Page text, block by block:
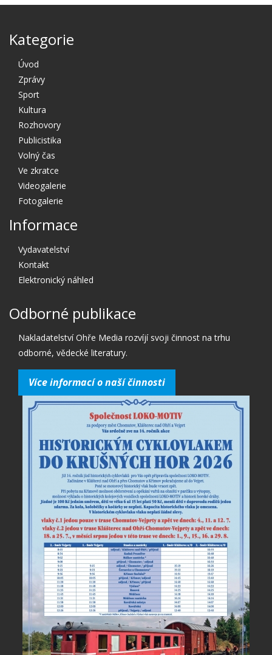
Kategorie
Úvod
Zprávy
Sport
Kultura
Rozhovory
Publicistika
Volný čas
Ve zkratce
Videogalerie
Fotogalerie
Informace
Vydavatelství
Kontakt
Elektronický náhled
Odborné publikace
Nakladatelství Ohře Media rozvíjí svoji činnost na trhu
odborné, vědecké literatury.
Více informací o naší činnosti